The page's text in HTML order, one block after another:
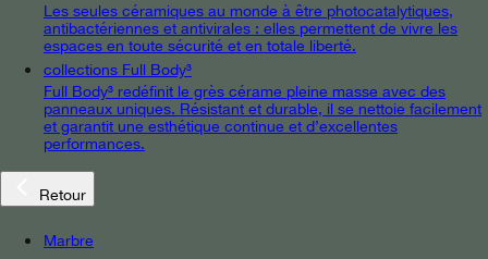
Les seules céramiques au monde à être photocatalytiques,
antibactériennes et antivirales : elles permettent de vivre les
espaces en toute sécurité et en totale liberté.
collections Full Body³
Full Body³ redéfinit le grès cérame pleine masse avec des
panneaux uniques. Résistant et durable, il se nettoie facilement
et garantit une esthétique continue et d’excellentes
performances.
Retour
Marbre